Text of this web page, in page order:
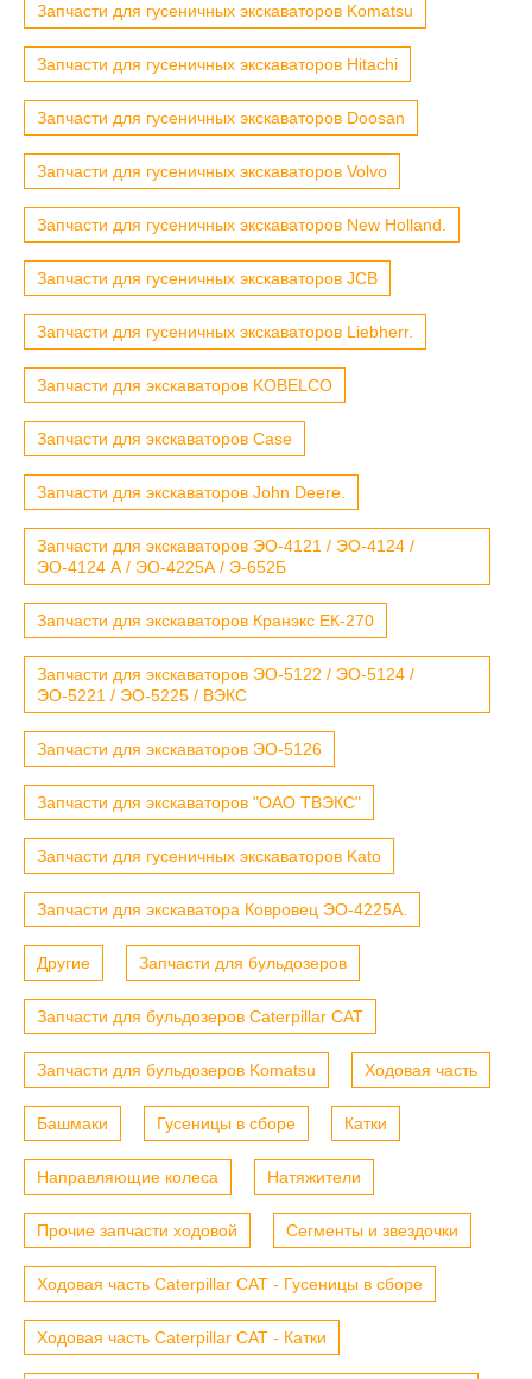
Запчасти для гусеничных экскаваторов Komatsu
Запчасти для гусеничных экскаваторов Hitachi
Запчасти для гусеничных экскаваторов Doosan
Запчасти для гусеничных экскаваторов Volvo
Запчасти для гусеничных экскаваторов New Holland.
Запчасти для гусеничных экскаваторов JCB
Запчасти для гусеничных экскаваторов Liebherr.
Запчасти для экскаваторов KOBELCO
Запчасти для экскаваторов Case
Запчасти для экскаваторов John Deere.
Запчасти для экскаваторов ЭО-4121 / ЭО-4124 /
ЭО-4124 А / ЭО-4225А / Э-652Б
Запчасти для экскаваторов Кранэкс ЕК-270
Запчасти для экскаваторов ЭО-5122 / ЭО-5124 /
ЭО-5221 / ЭО-5225 / ВЭКС
Запчасти для экскаваторов ЭО-5126
Запчасти для экскаваторов "ОАО ТВЭКС"
Запчасти для гусеничных экскаваторов Kato
Запчасти для экскаватора Ковровец ЭО-4225А.
Другие Запчасти для бульдозеров
Запчасти для бульдозеров Caterpillar CAT
Запчасти для бульдозеров Komatsu Ходовая часть
Башмаки Гусеницы в сборе Катки
Направляющие колеса Натяжители
Прочие запчасти ходовой Сегменты и звездочки
Ходовая часть Caterpillar CAT - Гусеницы в сборе
Ходовая часть Caterpillar CAT - Катки